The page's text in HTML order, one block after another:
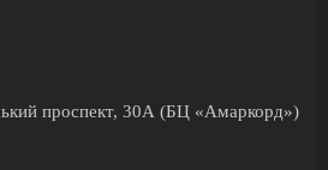
проспект, 30А (БЦ «Амаркорд»)